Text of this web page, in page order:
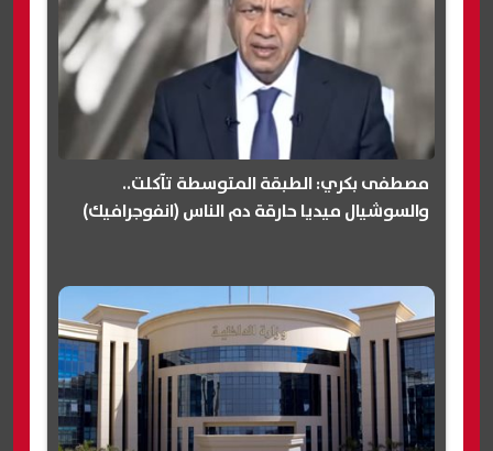
مصطفى بكري: الطبقة المتوسطة تآكلت..
والسوشيال ميديا حارقة دم الناس (انفوجرافيك)